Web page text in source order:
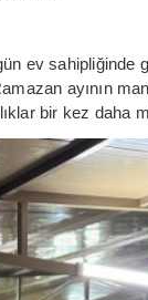
ev sahipliğinde
ayının
bir kez daha